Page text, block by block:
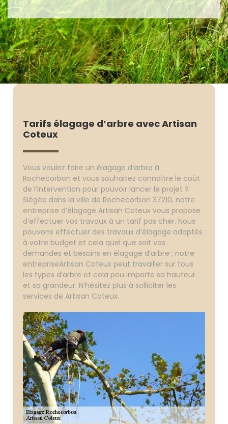
Tarifs élagage d’arbre avec Artisan
Coteux
Vous voulez faire un élagage d’arbre à
Rochecorbon et vous souhaitez connaître le coût
de l’intervention pour pouvoir lancer le projet ?
Siégée dans la ville de Rochecorbon 37210, notre
entreprise d’élagage Artisan Coteux vous propose
d’effectuer vos travaux à un tarif pas cher. Nous
pouvons effectuer des travaux d’élagage adaptés
à votre budget et cela quel que soit vos
demandes et besoins en élagage d’arbre ; notre
entrepriseArtisan Coteux peut travailler sur tous
les types d’arbre et cela peu importe sa hauteur
et sa grandeur. N’hésitez plus à solliciter les
services de Artisan Coteux.